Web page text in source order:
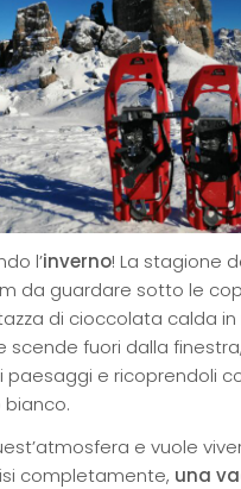
l’inverno! La stagione
da guardare sotto le
di cioccolata calda in
scende fuori dalla finestra,
e ricoprendoli
e vuole
completamente, una